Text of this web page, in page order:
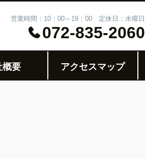
営業時間：10：00～19：00 定休日：水曜日
072-835-2060
概要 アクセスマップ